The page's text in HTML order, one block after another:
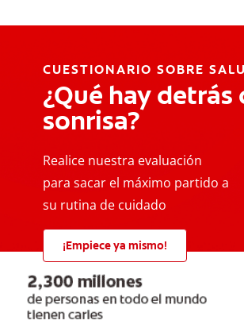
CUESTIONARIO SOBRE
¿Qué hay detrás
sonrisa?
Realice nuestra evaluación
para sacar el máximo partido a
su rutina de cuidado
¡Empiece ya mismo!